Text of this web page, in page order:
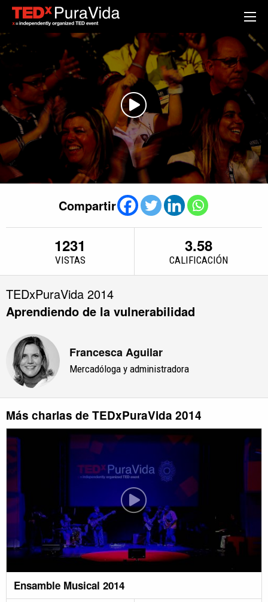
Compartir
1231
VISTAS
3.58
CALIFICACIÓN
TEDxPuraVida 2014
Aprendiendo de la vulnerabilidad
Francesca Aguilar
Mercadóloga y administradora
Más charlas de TEDxPuraVida 2014
Ensamble Musical 2014